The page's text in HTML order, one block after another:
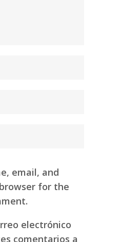
email, and
for the
electrónico
comentarios a